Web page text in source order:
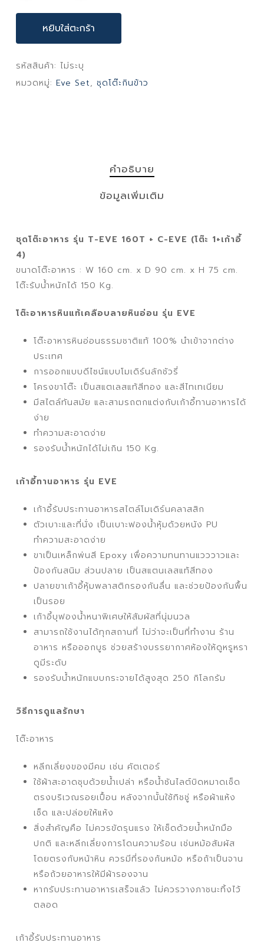
หยิบใส่ตะกร้า
รหัสสินค้า: ไม่ระบุ
หมวดหมู่: Eve Set, ชุดโต๊ะกินข้าว
คำอธิบาย
ข้อมูลเพิ่มเติม
ชุดโต๊ะอาหาร รุ่น T-EVE 160T + C-EVE (โต๊ะ 1+เก้าอี้
4)
ขนาดโต๊ะอาหาร : W 160 cm. x D 90 cm. x H 75 cm.
โต๊ะรับน้ำหนักได้ 150 Kg.
โต๊ะอาหารหินแท้เคลือบลายหินอ่อน รุ่น EVE
โต๊ะอาหารหินอ่อนธรรมชาติแท้ 100% นำเข้าจากต่าง
ประเทศ
การออกแบบดีไซน์แบบโมเดิร์นลักชัวรี่
โครงขาโต๊ะ เป็นสแตเลสแท้สีทอง และสีไทเทเนียม
มีสไตล์ทันสมัย และสามรถตกแต่งกับเก้าอี้ทานอาหารได้
ง่าย
ทำความสะอาดง่าย
รองรับน้ำหนักได้ไม่เกิน 150 Kg.
เก้าอี้ทานอาหาร รุ่น EVE
เก้าอี้รับประทานอาหารสไตล์โมเดิร์นคลาสสิก
ตัวเบาะและที่นั่ง เป็นเบาะฟองน้ำหุ้มด้วยหนัง PU
ทำความสะอาดง่าย
ขาเป็นเหล็กพ่นสี Epoxy เพื่อความทนทานแวววาวและ
ป้องกันสนิม ส่วนปลาย เป็นสแตนเลสแท้สีทอง
ปลายขาเก้าอี้หุ้มพลาสติกรองกันลื่น และช่วยป้องกันพื้น
เป็นรอย
เก้าอี้บุฟองน้ำหนาพิเศษให้สัมผัสที่นุ่มนวล
สามารถใช้งานได้ทุกสถานที่ ไม่ว่าจะเป็นที่ทำงาน ร้าน
อาหาร หรือออกบูธ ช่วยสร้างบรรยากาศห้องให้ดูหรูหรา
ดูมีระดับ
รองรับน้ำหนักแบบกระจายได้สูงสุด 250 กิโลกรัม
วิธีการดูแลรักษา
โต๊ะอาหาร
หลีกเลี่ยงของมีคม เช่น คัตเตอร์
ใช้ผ้าสะอาดชุบด้วยน้ำเปล่า หรือน้ำซันไลต์บิดหมาดเช็ด
ตรงบริเวณรอยเปื้อน หลังจากนั้นใช้ทิชชู่ หรือผ้าแห้ง
เช็ด และปล่อยให้แห้ง
สิ่งสำคัญคือ ไม่ควรขัดรุนแรง ให้เช็ดด้วยน้ำหนักมือ
ปกติ และหลีกเลี่ยงการโดนความร้อน เช่นหม้อสัมผัส
โดยตรงกับหน้าหิน ควรมีที่รองก้นหม้อ หรือถ้าเป็นจาน
หรือถ้วยอาหารให้มีผ้ารองจาน
หากรับประทานอาหารเสร็จแล้ว ไม่ควรวางภาชนะทิ้งไว้
ตลอด
เก้าอี้รับประทานอาหาร